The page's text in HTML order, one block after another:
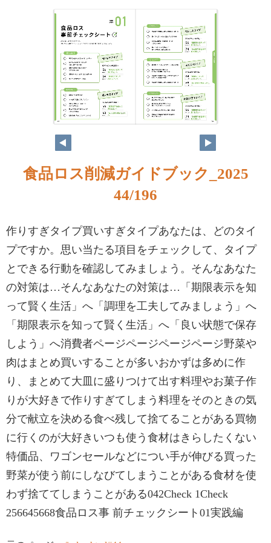
食品ロス削減ガイドブック_2025
44/196
作りすぎタイプ買いすぎタイプあなたは、どのタイ
プですか。思い当たる項目をチェックして、タイプ
とできる行動を確認してみましょう。そんなあなた
の対策は…そんなあなたの対策は…「期限表示を知
って賢く生活」へ「調理を工夫してみましょう」へ
「期限表示を知って賢く生活」へ「良い状態で保存
しよう」へ消費者ページページページページ野菜や
肉はまとめ買いすることが多いおかずは多めに作
り、まとめて大皿に盛りつけて出す料理やお菓子作
りが大好きで作りすぎてしまう料理をそのときの気
分で献立を決める食べ残して捨てることがある買物
に行くのが大好きいつも使う食材はきらしたくない
特価品、ワゴンセールなどについ手が伸びる買った
野菜が使う前にしなびてしまうことがある食材を使
わず捨ててしまうことがある042Check 1Check
256645668食品ロス事 前チェックシート01実践編